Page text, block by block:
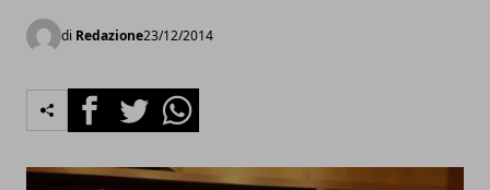
di Redazione23/12/2014
FacebookTwitterWhatsapp